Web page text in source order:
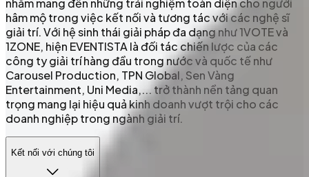
hâm mộ trong việc kết nối và tương tác với các nghệ sĩ
giải trí. Với hệ sinh thái giải pháp đa dạng như 1VOTE và
1ZONE, hiện EVENTISTA là đối tác chiến lược của các
công ty giải trí hàng đầu trong nước và quốc tế như
Carousel Production, TPN Global, Sen Vàng
Entertainment, Uni Media,... trở thành nền tảng quan
trọng mang lại hiệu quả kinh doanh vượt trội cho các
doanh nghiệp trong ngành giải trí.
Kết nối với chúng tôi